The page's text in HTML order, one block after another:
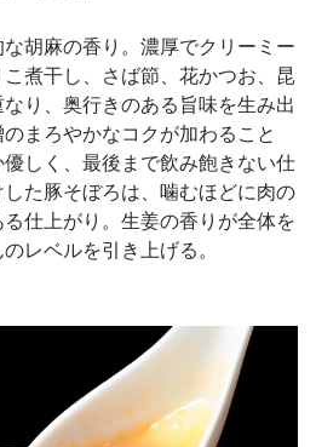
胡麻の香り。濃厚でクリーミー
煮干し、さば節、花かつお、昆
り、奥行きのある旨味を生み出
まろやかなコクが加わること
しく、最後まで飲み飽きない仕
した豚そぼろは、噛むほどに肉の
仕上がり。生姜の香りが全体を
レベルを引き上げる。